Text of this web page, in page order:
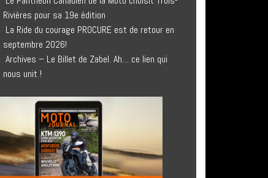
Rivières pour sa 19e édition
La Ride du courage PROCURE est de retour en
septembre 2026!
Archives – Le Billet de Zabel. Ah… ce lien qui
nous unit !